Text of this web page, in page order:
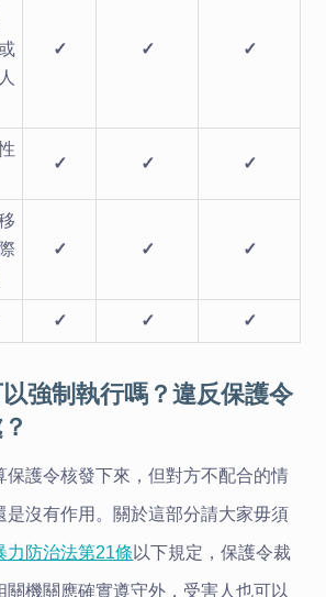
✓ ✓ ✓
✓ ✓ ✓
✓ ✓ ✓
✓ ✓ ✓
強制執行嗎？違反保護令
保護令核發下來，但對方不配合的情
是沒有作用。關於這部分請大家毋須
力防治法第21條 以下規定，保護令裁
關機關應確實遵守外，受害人也可以